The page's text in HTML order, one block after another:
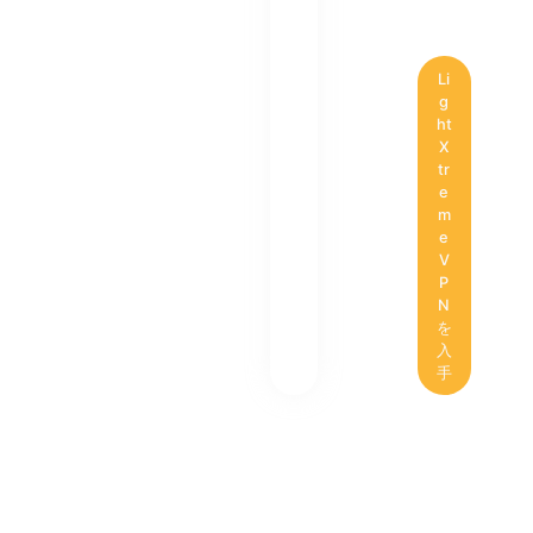
Li
g
ht
X
tr
e
m
e
V
P
N
を
入
手